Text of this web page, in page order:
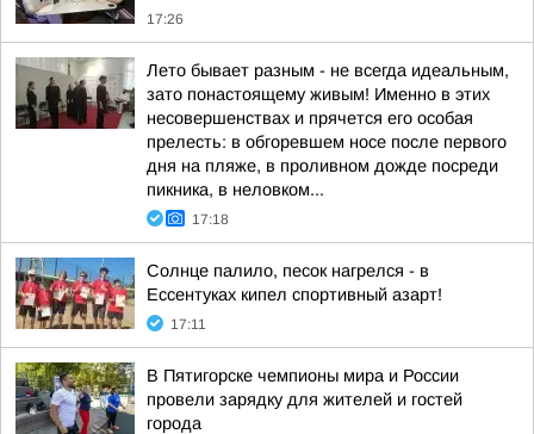
17:26
Лето бывает разным - не всегда идеальным,
зато понастоящему живым! Именно в этих
несовершенствах и прячется его особая
прелесть: в обгоревшем носе после первого
дня на пляже, в проливном дожде посреди
пикника, в неловком...
17:18
Солнце палило, песок нагрелся - в
Ессентуках кипел спортивный азарт!
17:11
В Пятигорске чемпионы мира и России
провели зарядку для жителей и гостей
города